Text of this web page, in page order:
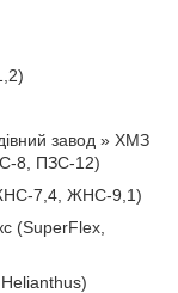
завод » ХМЗ
8, ПЗС-12)
7,4, ЖНС-9,1)